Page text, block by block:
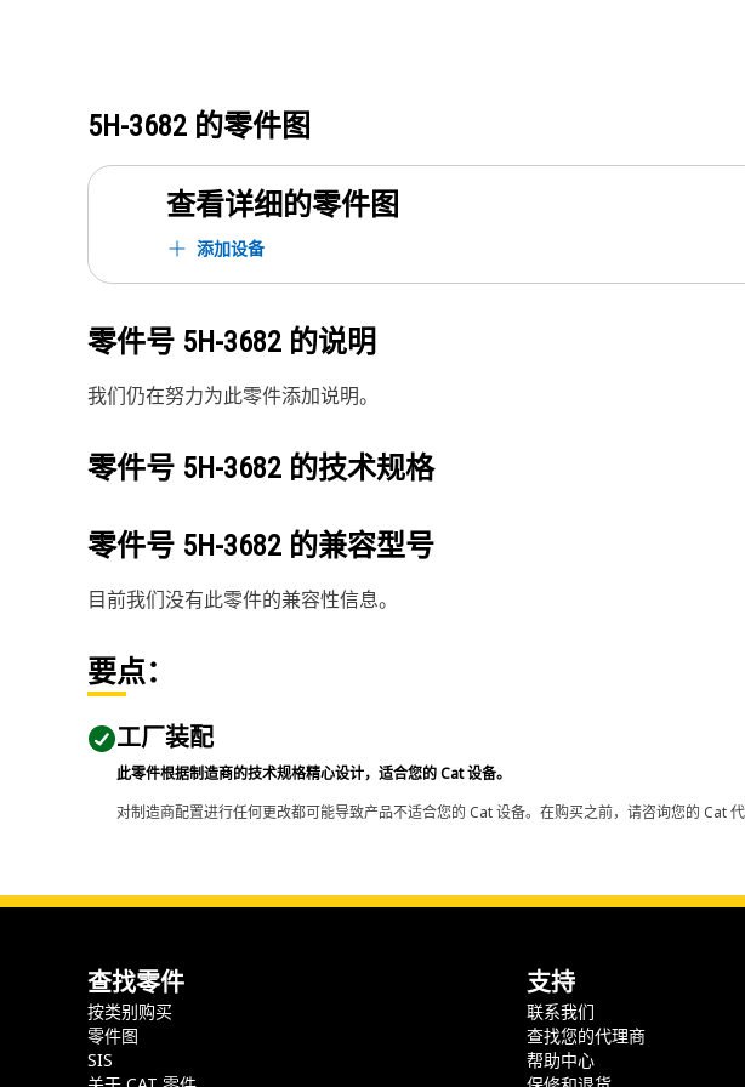
5H-3682 的零件图
查看详细的零件图
添加设备
零件号 5H-3682 的说明
我们仍在努力为此零件添加说明。
零件号 5H-3682 的技术规格
零件号 5H-3682 的兼容型号
目前我们没有此零件的兼容性信息。
要点：
工厂装配
此零件根据制造商的技术规格精心设计，适合您的 Cat 设备。
对制造商配置进行任何更改都可能导致产品不适合您的 Cat 设备。在购买之前，请咨询您的 Cat
查找零件
按类别购买
零件图
SIS
支持
联系我们
查找您的代理商
帮助中心